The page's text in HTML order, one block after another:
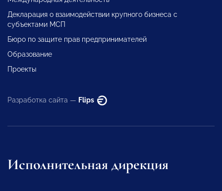
Декларация о взаимодействии крупного бизнеса с
субъектами МСП
Бюро по защите прав предпринимателей
Образование
Проекты
Разработка сайта — Flips
Исполнительная дирекция